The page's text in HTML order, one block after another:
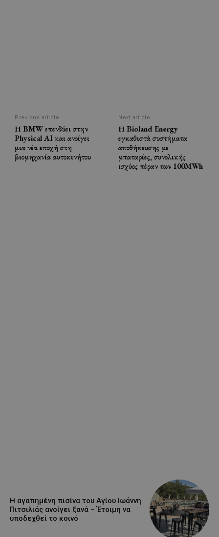
Previous article
Η BMW επενδύει στην
Physical AI και ανοίγει
μια νέα εποχή στη
βιομηχανία αυτοκινήτου
Next article
Η Bioland Energy
εγκαθιστά συστήματα
αποθήκευσης με
μπαταρίες, συνολικής
ισχύος πέραν των 100MWh
Η αγαπημένη πισίνα του Αγίου Ιωάννη
Πιτσιλιάς ανοίγει ξανά – Έτοιμη να
υποδεχθεί το κοινό